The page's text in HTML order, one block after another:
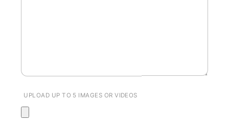
UPLOAD UP TO 5 IMAGES OR VIDEOS